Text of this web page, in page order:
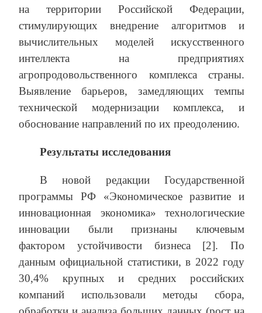
на территории Российской Федерации,
стимулирующих внедрение алгоритмов и
вычислительных моделей искусственного
интеллекта на предприятиях
агропродовольственного комплекса страны.
Выявление барьеров, замедляющих темпы
технической модернизации комплекса, и
обоснование направлений по их преодолению.
Результаты исследования
В новой редакции Государственной
программы РФ «Экономическое развитие и
инновационная экономика» технологические
инновации были признаны ключевым
фактором устойчивости бизнеса [2]. По
данным официальной статистики, в 2022 году
30,4% крупных и средних российских
компаний использовали методы сбора,